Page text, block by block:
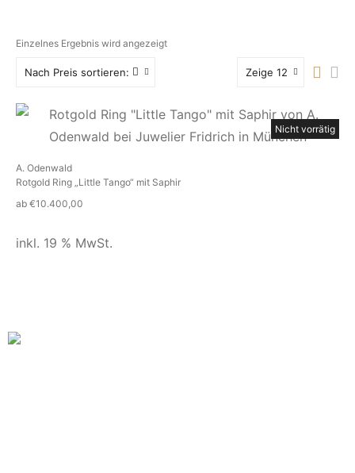
Einzelnes Ergebnis wird angezeigt
Nach Preis sortieren: Zeige 12
Nicht vorrätig
A. Odenwald
Rotgold Ring „Little Tango“ mit Saphir
ab €10.400,00
inkl. 19 % MwSt.